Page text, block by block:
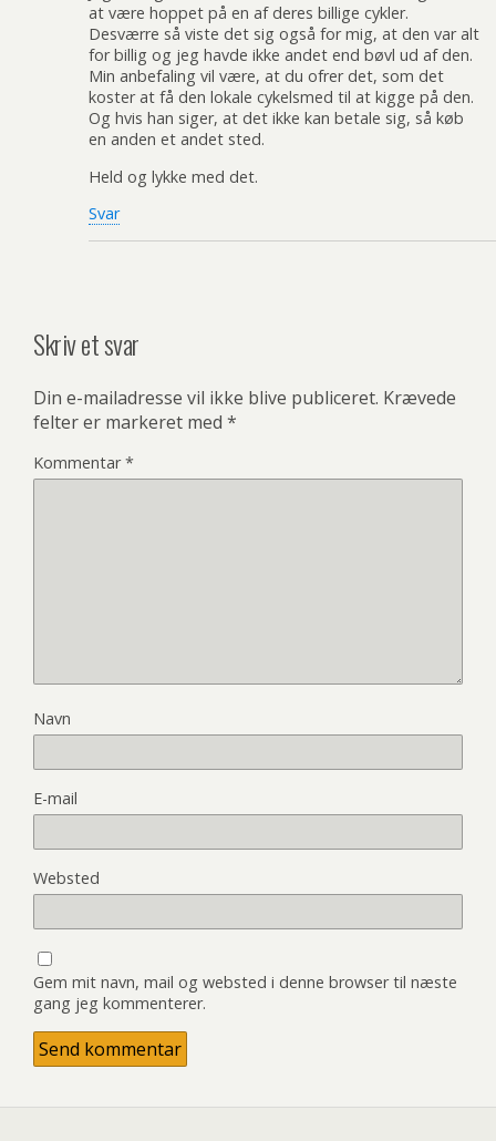
at være hoppet på en af deres billige cykler.
Desværre så viste det sig også for mig, at den var alt
for billig og jeg havde ikke andet end bøvl ud af den.
Min anbefaling vil være, at du ofrer det, som det
koster at få den lokale cykelsmed til at kigge på den.
Og hvis han siger, at det ikke kan betale sig, så køb
en anden et andet sted.
Held og lykke med det.
Svar
Skriv et svar
Din e-mailadresse vil ikke blive publiceret. Krævede
felter er markeret med *
Kommentar*
Navn
E-mail
Websted
Gem mit navn, mail og websted i denne browser til næste
gang jeg kommenterer.